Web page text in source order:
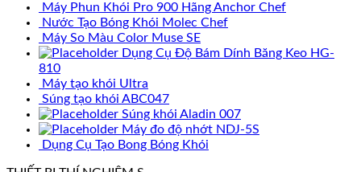
Máy Phun Khói Pro 900 Hãng Anchor Chef
Nước Tạo Bóng Khói Molec Chef
Máy So Màu Color Muse SE
Dụng Cụ Độ Bám Dính Băng Keo HG-
810
Máy tạo khói Ultra
Súng tạo khói ABC047
Súng khói Aladin 007
Máy đo độ nhớt NDJ-5S
Dụng Cụ Tạo Bong Bóng Khói